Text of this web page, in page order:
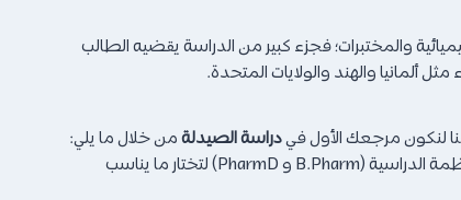
والمختبرات؛ فجزء كبير من الدراسة يقضيه الطالب
ألمانيا والهند والولايات المتحدة.
لنكون مرجعك الأول فيدراسة الصيدلةمن خلال ما يلي:
نقدم لك أحدث البيانات حول معدلات القبول في كليات الصيدلة حول العالم، مع توضيح الفروقات الجوهرية بين الأنظمة الدراسية (B.Pharm و PharmD) لتختار ما يناسب